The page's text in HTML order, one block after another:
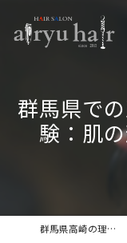
群馬県で
験：肌
群馬県高崎の理容室ならairyu hair